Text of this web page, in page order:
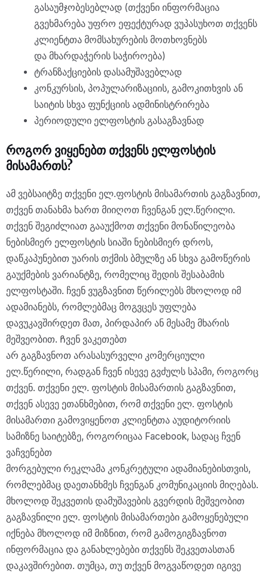
გასაუმჯობესებლად (თქვენი ინფორმაცია
გვეხმარება უფრო ეფექტურად ვუპასუხოთ თქვენს
კლიენტთა მომსახურების მოთხოვნებს
და მხარდაჭერის საჭიროება)
ტრანზაქციების დასამუშავებლად
კონკურსის, პოპულარიზაციის, გამოკითხვის ან
საიტის სხვა ფუნქციის ადმინისტრირება
პერიოდული ელფოსტის გასაგზავნად
როგორ ვიყენებთ თქვენს ელფოსტის
მისამართს?
ამ ვებსაიტზე თქვენი ელ.ფოსტის მისამართის გაგზავნით,
თქვენ თანახმა ხართ მიიღოთ ჩვენგან ელ.წერილი.
თქვენ შეგიძლიათ გააუქმოთ თქვენი მონაწილეობა
ნებისმიერ ელფოსტის სიაში ნებისმიერ დროს,
დაწკაპუნებით უარის თქმის ბმულზე ან სხვა გამოწერის
გაუქმების ვარიანტზე, რომელიც შედის შესაბამის
ელფოსტაში. ჩვენ ვუგზავნით წერილებს მხოლოდ იმ
ადამიანებს, რომლებმაც მოგვცეს უფლება
დავუკავშირდეთ მათ, პირდაპირ ან მესამე მხარის
მეშვეობით. Ჩვენ ვაკეთებთ
არ გაგზავნოთ არასასურველი კომერციული
ელ.წერილი, რადგან ჩვენ ისევე გვძულს სპამი, როგორც
თქვენ. თქვენი ელ. ფოსტის მისამართის გაგზავნით,
თქვენ ასევე ეთანხმებით, რომ თქვენი ელ. ფოსტის
მისამართი გამოვიყენოთ კლიენტთა აუდიტორიის
სამიზნე საიტებზე, როგორიცაა Facebook, სადაც ჩვენ
ვაჩვენებთ
მორგებული რეკლამა კონკრეტული ადამიანებისთვის,
რომლებმაც დაეთანხმეს ჩვენგან კომუნიკაციის მიღებას.
მხოლოდ შეკვეთის დამუშავების გვერდის მეშვეობით
გაგზავნილი ელ. ფოსტის მისამართები გამოყენებული
იქნება მხოლოდ იმ მიზნით, რომ გამოგიგზავნოთ
ინფორმაცია და განახლებები თქვენს შეკვეთასთან
დაკავშირებით. თუმცა, თუ თქვენ მოგვაწოდეთ იგივე